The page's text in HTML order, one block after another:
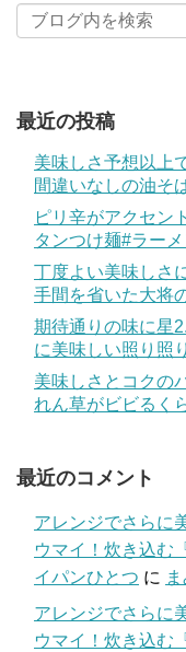
最近の投稿
美味しさ予想以上
間違いなしの油そ
ピリ辛がアクセン
タンつけ麺#ラー
丁度よい美味しさ
手間を省いた大将
期待通りの味に星
に美味しい照り照
美味しさとコクの
れん草がビビるく
最近のコメント
アレンジでさらに
ウマイ！炊き込む
イパンひとつ に
アレンジでさらに
ウマイ！炊き込む